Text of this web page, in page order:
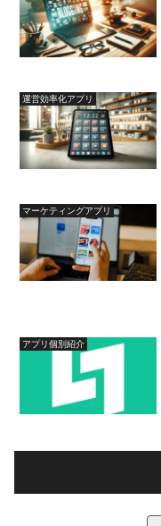
運営効率化アプリ
マーケティングアプリ
アプリ個別紹介